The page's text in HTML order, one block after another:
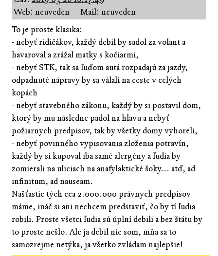
Web: neuveden
Mail: neuveden
To je proste klasika:
- nebyť ridičákov, každý debil by sadol za volant a
havaroval a zrážal matky s kočiarmi,
- nebyť STK, tak sa ľuďom autá rozpadajú za jazdy,
odpadnuté nápravy by sa válali na ceste v celých
kopách
- nebyť stavebného zákonu, každý by si postavil dom,
ktorý by mu následne padol na hlavu a nebyť
požiarnych predpisov, tak by všetky domy vyhoreli,
- nebyť povinného vypisovania zloženia potravín,
každý by si kupoval iba samé alergény a ľudia by
zomierali na uliciach na anafylaktické šoky... atď, ad
infinitum, ad nauseam.
Našťastie tých cca 2.000.000 právnych predpisov
máme, ináč si ani nechcem predstaviť, čo by tí ľudia
robili. Proste všetci ľudia sú úplní debili a bez štátu by
to proste nešlo. Ale ja debil nie som, mňa sa to
samozrejme netýka, ja všetko zvládam najlepšie!